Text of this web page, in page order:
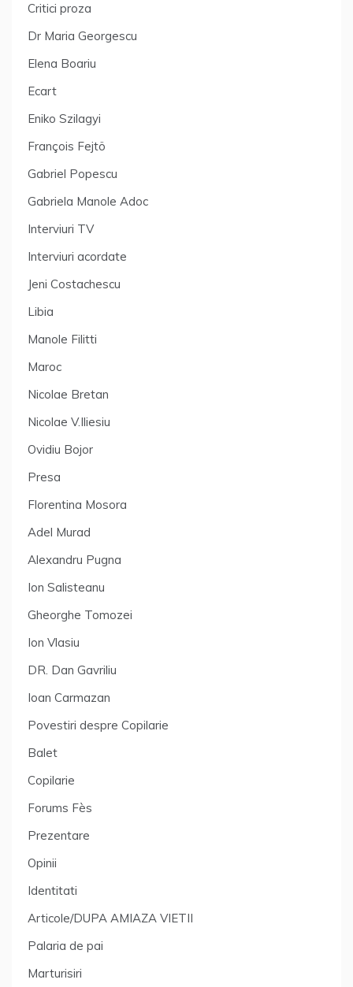
Critici proza
Dr Maria Georgescu
Elena Boariu
Ecart
Eniko Szilagyi
François Fejtö
Gabriel Popescu
Gabriela Manole Adoc
Interviuri TV
Interviuri acordate
Jeni Costachescu
Libia
Manole Filitti
Maroc
Nicolae Bretan
Nicolae V.Iliesiu
Ovidiu Bojor
Presa
Florentina Mosora
Adel Murad
Alexandru Pugna
Ion Salisteanu
Gheorghe Tomozei
Ion Vlasiu
DR. Dan Gavriliu
Ioan Carmazan
Povestiri despre Copilarie
Balet
Copilarie
Forums Fès
Prezentare
Opinii
Identitati
Articole/DUPA AMIAZA VIETII
Palaria de pai
Marturisiri